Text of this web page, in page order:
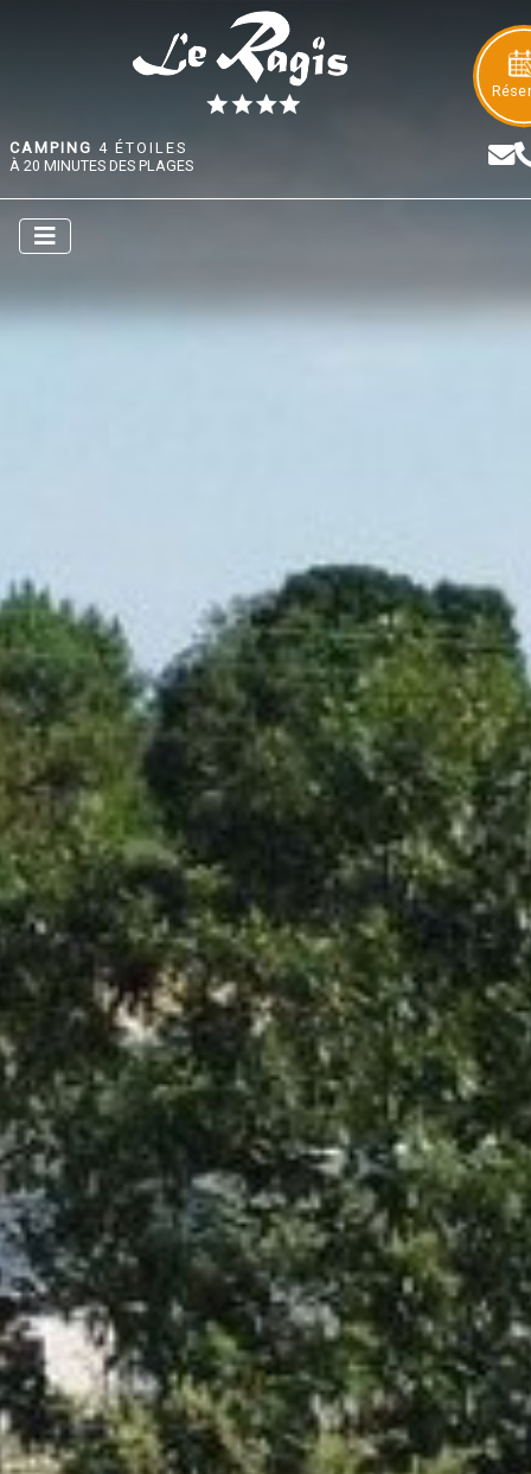
CAMPING 4 ÉTOILES
À 20 MINUTES DES PLAGES